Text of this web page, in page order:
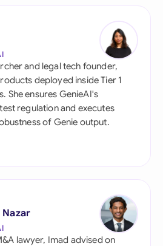
and legal tech founder,
deployed inside Tier 1
She ensures GenieAI's
regulation and executes
of Genie output.
lawyer, Imad advised on